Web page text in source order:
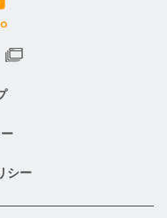
シー